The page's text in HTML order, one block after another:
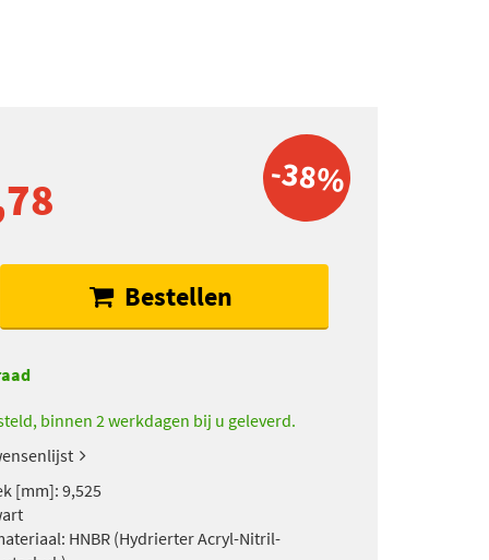
-38%
Bestellen
binnen 2 werkdagen bij u geleverd.
[mm]: 9,525
HNBR (Hydrierter Acryl-Nitril-